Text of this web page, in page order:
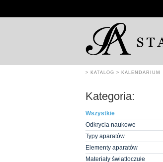
> KATALOG > KALENDARIUM
Kategoria:
Wszystkie
Odkrycia naukowe
Typy aparatów
Elementy aparatów
Materiały światłoczułe